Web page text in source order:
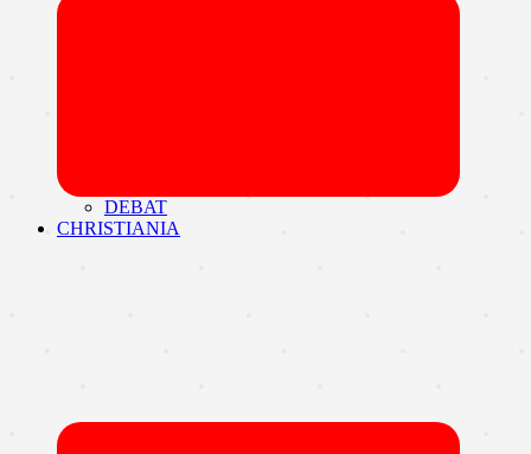
Udvid
DEBAT
CHRISTIANIA
Udvid